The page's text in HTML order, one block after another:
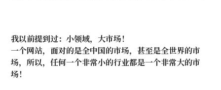
我以前提到过：小领域，大市场！
一个网站，面对的是全中国的市场，甚至是全世界的市
场，所以，任何一个非常小的行业都是一个非常大的市
场！